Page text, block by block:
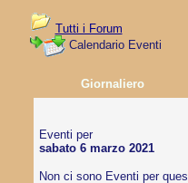
Tutti i Forum
Calendario Eventi
Giornaliero
Eventi per
sabato 6 marzo 2021
Non ci sono Eventi per